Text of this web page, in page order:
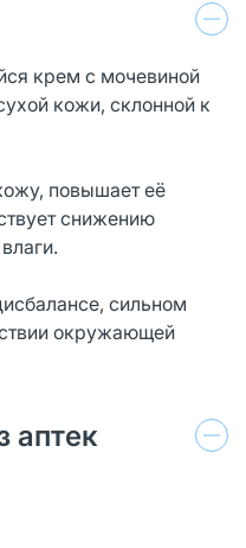
крем с мочевиной
кожи, склонной к
повышает её
снижению
сильном
окружающей
аптек